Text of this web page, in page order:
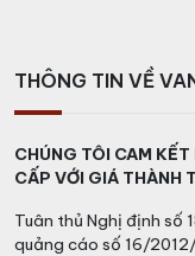
THÔNG TIN VỀ
CHÚNG TÔI CAM
CẤP VỚI GIÁ THÀNH
Tuân thủ Nghị định số
quảng cáo số 16/